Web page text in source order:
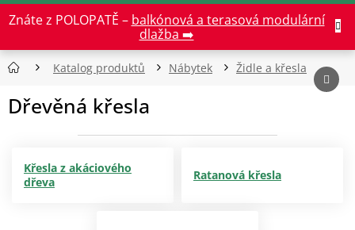
Znáte z POLOPATĚ – balkónová a terasová modulární
dlažba ➡️
Katalog produktů Nábytek Židle a křesla
Dřevěná křesla
Křesla z akáciového
dřeva
Ratanová křesla